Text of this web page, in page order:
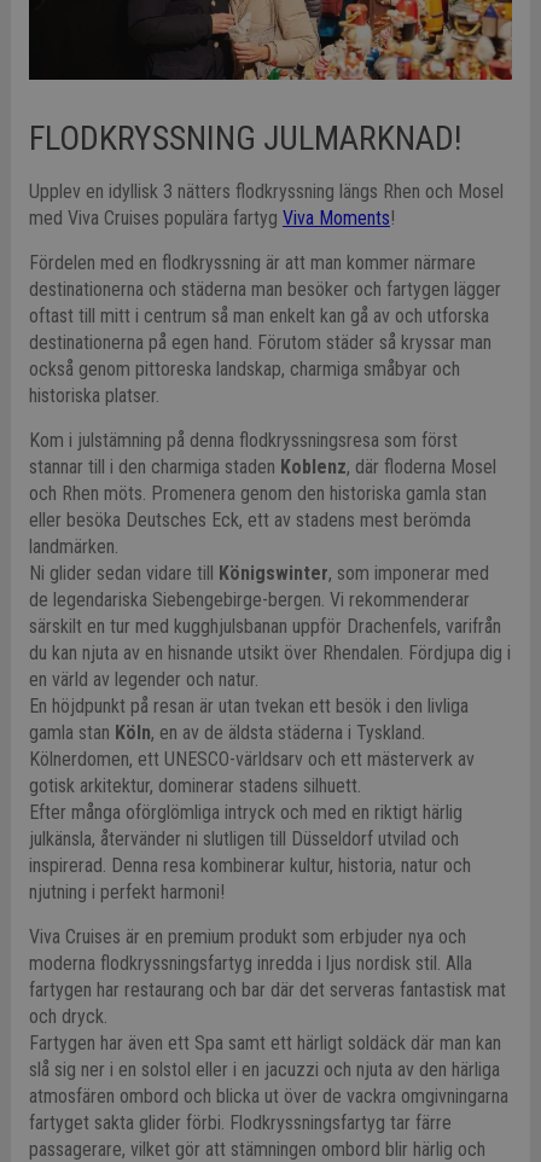
FLODKRYSSNING JULMARKNAD!
Upplev en idyllisk 3 nätters flodkryssning längs Rhen och Mosel
med Viva Cruises populära fartyg Viva Moments!
Fördelen med en flodkryssning är att man kommer närmare
destinationerna och städerna man besöker och fartygen lägger
oftast till mitt i centrum så man enkelt kan gå av och utforska
destinationerna på egen hand. Förutom städer så kryssar man
också genom pittoreska landskap, charmiga småbyar och
historiska platser.
Kom i julstämning på denna flodkryssningsresa som först
stannar till i den charmiga staden Koblenz, där floderna Mosel
och Rhen möts. Promenera genom den historiska gamla stan
eller besöka Deutsches Eck, ett av stadens mest berömda
landmärken.
Ni glider sedan vidare till Königswinter, som imponerar med
de legendariska Siebengebirge-bergen. Vi rekommenderar
särskilt en tur med kugghjulsbanan uppför Drachenfels, varifrån
du kan njuta av en hisnande utsikt över Rhendalen. Fördjupa dig i
en värld av legender och natur.
En höjdpunkt på resan är utan tvekan ett besök i den livliga
gamla stan Köln, en av de äldsta städerna i Tyskland.
Kölnerdomen, ett UNESCO-världsarv och ett mästerverk av
gotisk arkitektur, dominerar stadens silhuett.
Efter många oförglömliga intryck och med en riktigt härlig
julkänsla, återvänder ni slutligen till Düsseldorf utvilad och
inspirerad. Denna resa kombinerar kultur, historia, natur och
njutning i perfekt harmoni!
Viva Cruises är en premium produkt som erbjuder nya och
moderna flodkryssningsfartyg inredda i ljus nordisk stil. Alla
fartygen har restaurang och bar där det serveras fantastisk mat
och dryck.
Fartygen har även ett Spa samt ett härligt soldäck där man kan
slå sig ner i en solstol eller i en jacuzzi och njuta av den härliga
atmosfären ombord och blicka ut över de vackra omgivningarna
fartyget sakta glider förbi. Flodkryssningsfartyg tar färre
passagerare, vilket gör att stämningen ombord blir härlig och